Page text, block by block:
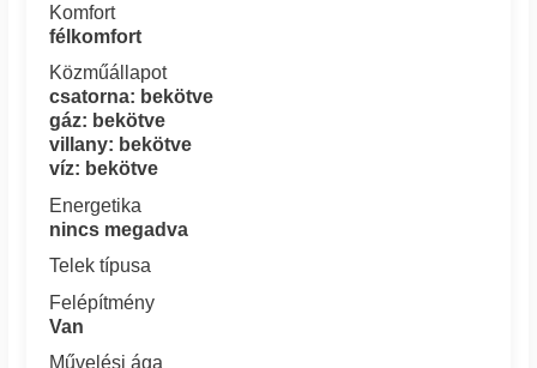
Komfort
félkomfort
Közműállapot
csatorna: bekötve
gáz: bekötve
villany: bekötve
víz: bekötve
Energetika
nincs megadva
Telek típusa
Felépítmény
Van
Művelési ága